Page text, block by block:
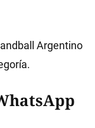
Argentino